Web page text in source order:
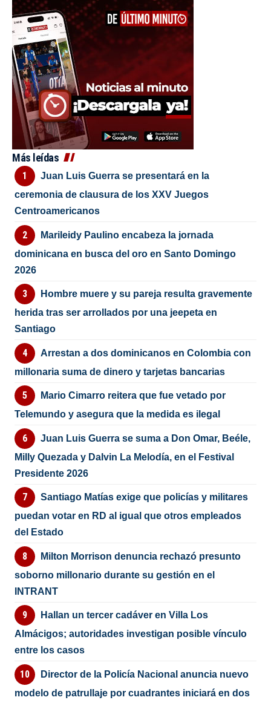
Más leídas
Juan Luis Guerra se presentará en la
ceremonia de clausura de los XXV Juegos
Centroamericanos
Marileidy Paulino encabeza la jornada
dominicana en busca del oro en Santo Domingo
2026
Hombre muere y su pareja resulta gravemente
herida tras ser arrollados por una jeepeta en
Santiago
Arrestan a dos dominicanos en Colombia con
millonaria suma de dinero y tarjetas bancarias
Mario Cimarro reitera que fue vetado por
Telemundo y asegura que la medida es ilegal
Juan Luis Guerra se suma a Don Omar, Beéle,
Milly Quezada y Dalvin La Melodía, en el Festival
Presidente 2026
Santiago Matías exige que policías y militares
puedan votar en RD al igual que otros empleados
del Estado
Milton Morrison denuncia rechazó presunto
soborno millonario durante su gestión en el
INTRANT
Hallan un tercer cadáver en Villa Los
Almácigos; autoridades investigan posible vínculo
entre los casos
Director de la Policía Nacional anuncia nuevo
modelo de patrullaje por cuadrantes iniciará en dos